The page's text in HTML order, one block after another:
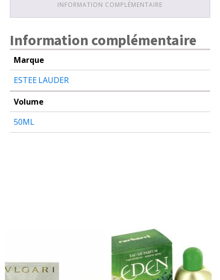
INFORMATION COMPLÉMENTAIRE
Information complémentaire
Marque
ESTEE LAUDER
Volume
50ML